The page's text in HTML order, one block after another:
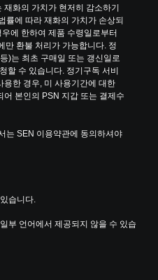
화의 가치가 현저히 감소하기
률에 따라 재화의 가치가 손상되
에 한하여 제품 수령일로부터
만 환불 처리가 가능합니다. 정
)는 최초 구매일 또는 갱신일로
할 수 있습니다. 정기구독 서비
용한 경우, 미 사용기간에 대한
본인의 PSN 지갑 또는 결제수
는 SEN 이용약관에 동의하셔야
습니다.
부 언어에서 제공되지 않을 수 있습